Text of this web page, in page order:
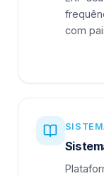
com